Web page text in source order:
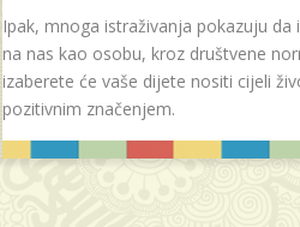
Ipak, mnoga istraživanja pokazuju
na nas kao osobu, kroz društvene
izaberete će vaše dijete nositi cijeli
pozitivnim značenjem.